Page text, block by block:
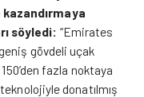
söyledi: “Emirates
gövdeli uçak
fazla noktaya
donatılmış